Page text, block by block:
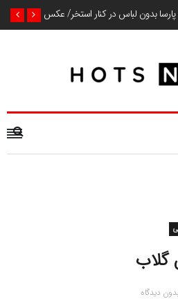
بدون لباس در کنار استخر/ عکس
گلاب
بدون دیدگاه